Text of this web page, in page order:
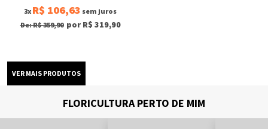
3x R$ 106,63 sem juros
De: R$ 359,90 por R$ 319,90
FLORICULTURA PERTO DE MIM